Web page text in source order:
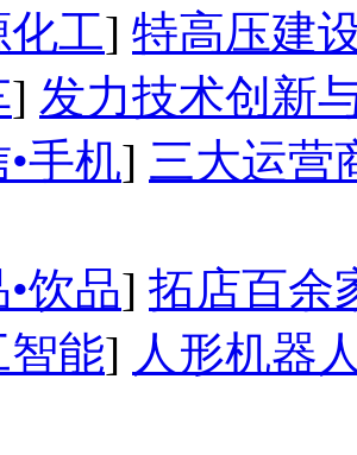
工] 特高压建
] 发力技术创新
手机] 三大运营
饮品] 拓店百余
智能] 人形机器